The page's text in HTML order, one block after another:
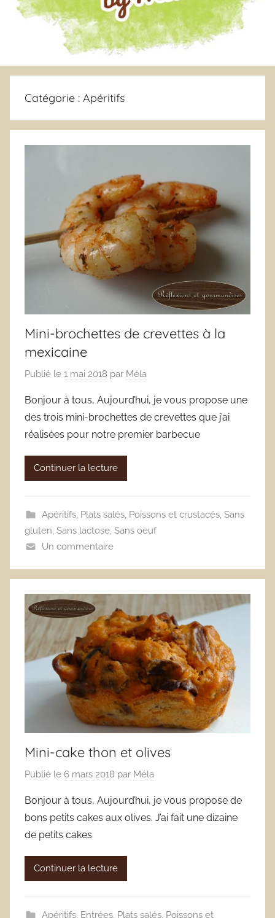
Catégorie : Apéritifs
Mini-brochettes de crevettes à la
mexicaine
Publié le 1 mai 2018 par Méla
Bonjour à tous, Aujourd’hui, je vous propose une
des trois mini-brochettes de crevettes que j’ai
réalisées pour notre premier barbecue
Continuer la lecture
Apéritifs, Plats salés, Poissons et crustacés, Sans
gluten Sans lactose Sans oeuf
Un commentaire
Mini-cake thon et olives
Publié le 6 mars 2018 par Méla
Bonjour à tous, Aujourd’hui, je vous propose de
bons petits cakes aux olives. J’ai fait une dizaine
de petits cakes
Continuer la lecture
Apéritifs, Entrées, Plats salés, Poissons et